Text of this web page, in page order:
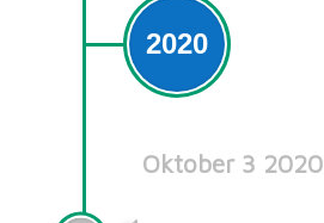
2020
Oktober 3 2020